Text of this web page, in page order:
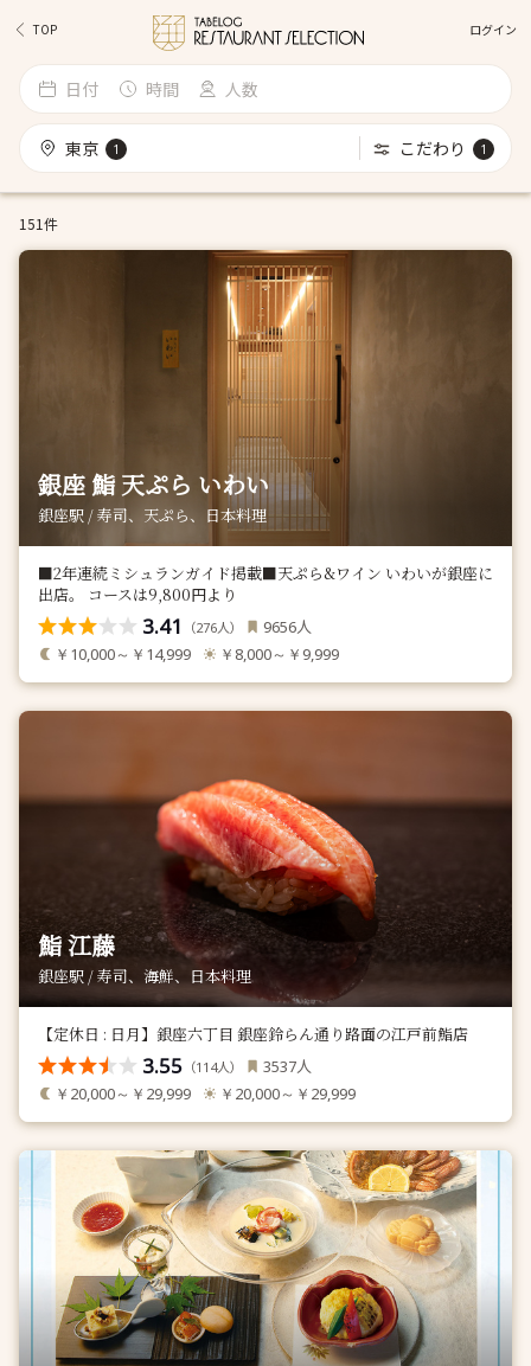
TOP ログイン
日付 時間 人数
東京 1 こだわり 1
151件
銀座 鮨 天ぷら いわい
銀座駅 / 寿司、天ぷら、日本料理
■2年連続ミシュランガイド掲載■天ぷら&ワイン いわいが銀座に
出店。 コースは9,800円より
3.41 （276人） 9656人
￥10,000～￥14,999 ￥8,000～￥9,999
鮨 江藤
銀座駅 / 寿司、海鮮、日本料理
【定休日 : 日月】銀座六丁目 銀座鈴らん通り路面の江戸前鮨店
3.55 （114人） 3537人
￥20,000～￥29,999 ￥20,000～￥29,999